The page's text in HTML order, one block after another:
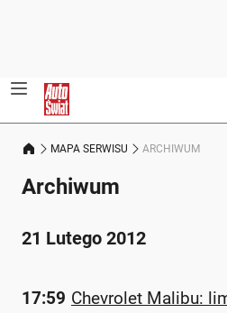
MAPA SERWISU ARCHIWUM
Archiwum
21 Lutego 2012
17:59 Chevrolet Malibu: